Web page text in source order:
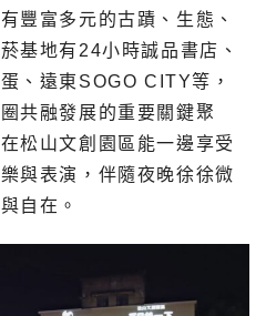
豐富多元的古蹟、生態、
基地有24小時誠品書店、
、遠東SOGO CITY等，
共融發展的重要關鍵聚
松山文創園區能一邊享受
與表演，伴隨夜晚徐徐微
自在。